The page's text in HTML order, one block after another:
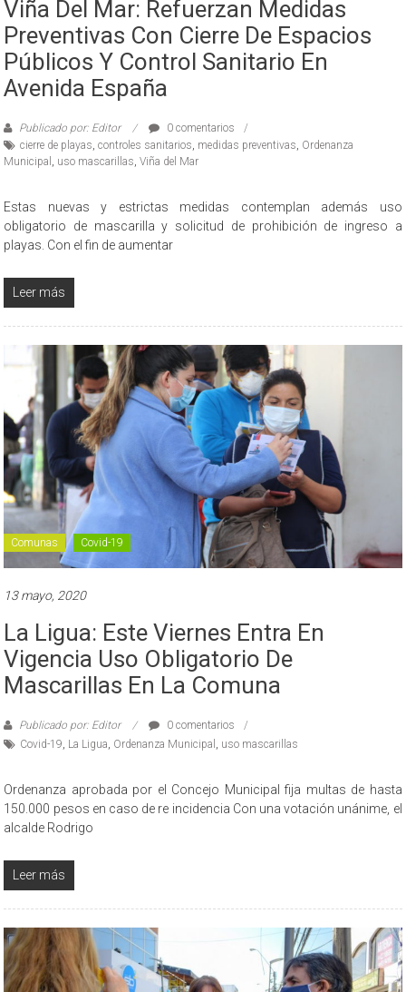
Viña Del Mar: Refuerzan Medidas
Preventivas Con Cierre De Espacios
Públicos Y Control Sanitario En
Avenida España
Publicado por: Editor
0 comentarios
cierre de playas,controles sanitarios, medidas preventivas, Ordenanza
Municipal , uso mascarillas,Viña del Mar
Estas nuevas y estrictas medidas contemplan además uso
obligatorio de mascarilla y solicitud de prohibición de ingreso a
playas. Con el fin de aumentar
Leer más
Comunas Covid-19
13 mayo, 2020
La Ligua: Este Viernes Entra En
Vigencia Uso Obligatorio De
Mascarillas En La Comuna
Publicado por: Editor
0 comentarios
Covid-19 La Ligua Ordenanza Municipal uso mascarillas
Ordenanza aprobada por el Concejo Municipal fija multas de hasta
150.000 pesos en caso de re incidencia Con una votación unánime, el
alcalde Rodrigo
Leer más